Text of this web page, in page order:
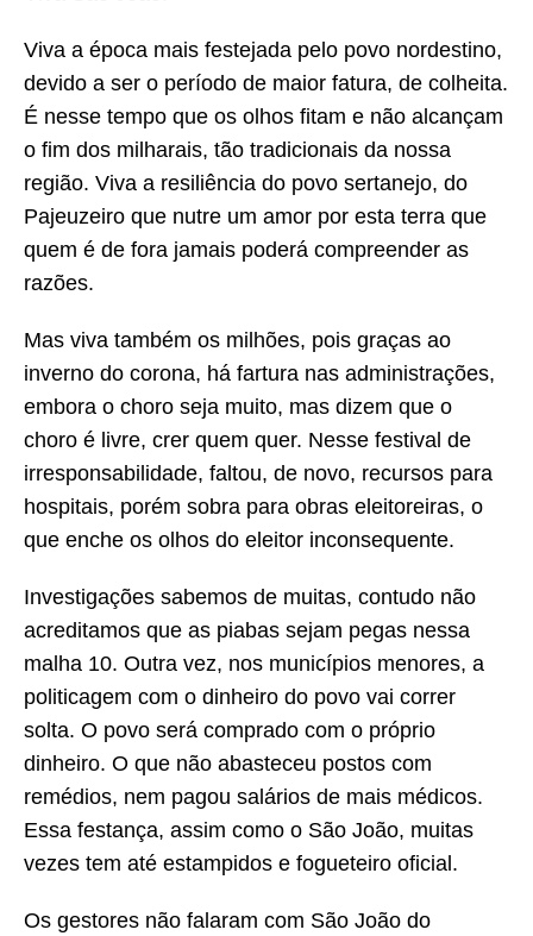
Viva a época mais festejada pelo povo nordestino,
devido a ser o período de maior fatura, de colheita.
É nesse tempo que os olhos fitam e não alcançam
o fim dos milharais, tão tradicionais da nossa
região. Viva a resiliência do povo sertanejo, do
Pajeuzeiro que nutre um amor por esta terra que
quem é de fora jamais poderá compreender as
razões.
Mas viva também os milhões, pois graças ao
inverno do corona, há fartura nas administrações,
embora o choro seja muito, mas dizem que o
choro é livre, crer quem quer. Nesse festival de
irresponsabilidade, faltou, de novo, recursos para
hospitais, porém sobra para obras eleitoreiras, o
que enche os olhos do eleitor inconsequente.
Investigações sabemos de muitas, contudo não
acreditamos que as piabas sejam pegas nessa
malha 10. Outra vez, nos municípios menores, a
politicagem com o dinheiro do povo vai correr
solta. O povo será comprado com o próprio
dinheiro. O que não abasteceu postos com
remédios, nem pagou salários de mais médicos.
Essa festança, assim como o São João, muitas
vezes tem até estampidos e fogueteiro oficial.
Os gestores não falaram com São João do